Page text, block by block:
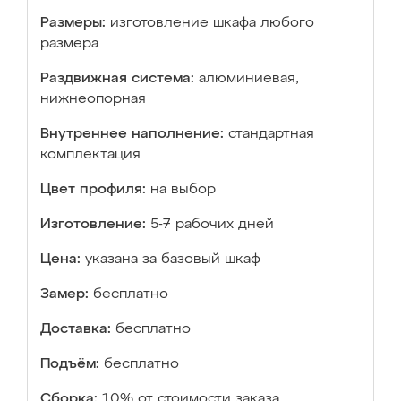
Размеры: изготовление шкафа любого
размера
Раздвижная система: алюминиевая,
нижнеопорная
Внутреннее наполнение: стандартная
комплектация
Цвет профиля: на выбор
Изготовление: 5-7 рабочих дней
Цена: указана за базовый шкаф
Замер: бесплатно
Доставка: бесплатно
Подъём: бесплатно